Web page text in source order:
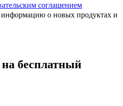
соглашением
информацию о новых продуктах и
бесплатный